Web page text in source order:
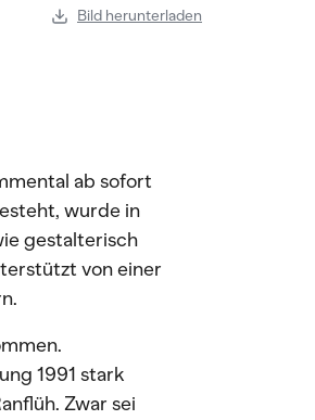
Bild herunterladen
ab sofort
wurde in
gestalterisch
von einer
1991 stark
Zwar sei